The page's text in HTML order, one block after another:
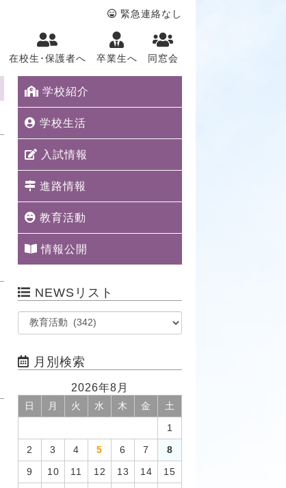
緊急連絡なし
在校生･保護者へ 卒業生へ 同窓会
学校紹介
学校生活
入試情報
進路情報
教育活動
情報公開
NEWSリスト
月別検索
2026年8月
日 月 火 水 木 金 土
1
2 3 4 5 6 7 8
9 10 11 12 13 14 15